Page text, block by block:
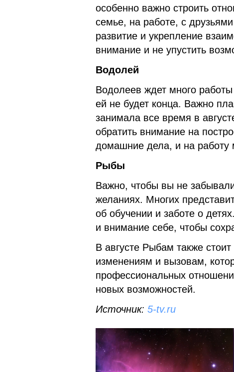
особенно важно строить
семье, на работе, с
развитие и укрепление
внимание и не упустить
Водолей
Водолеев ждет много
ей не будет конца. Важно
занимала все время в
обратить внимание на
домашние дела, и на работу
Рыбы
Важно, чтобы вы не
желаниях. Многих
об обучении и заботе о
и внимание себе, чтобы
В августе Рыбам также
изменениям и вызовам,
профессиональных
новых возможностей.
Источник: 5-tv.ru